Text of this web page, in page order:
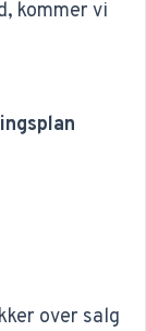
kommer vi
over salg